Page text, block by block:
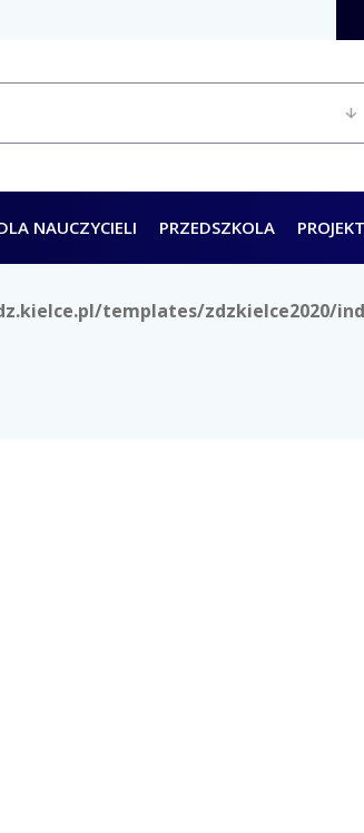
NAUCZYCIELI PRZEDSZKOLA
templates/zdzkielce2020/